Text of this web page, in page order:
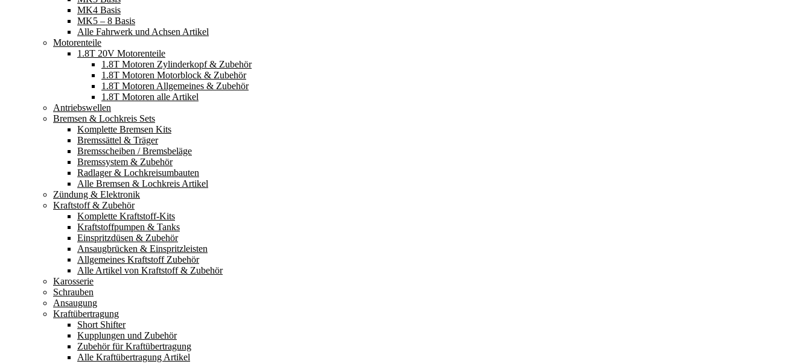
MK4 Basis
MK5 – 8 Basis
Alle Fahrwerk und Achsen Artikel
Motorenteile
1.8T 20V Motorenteile
1.8T Motoren Zylinderkopf & Zubehör
1.8T Motoren Motorblock & Zubehör
1.8T Motoren Allgemeines & Zubehör
1.8T Motoren alle Artikel
Antriebswellen
Bremsen & Lochkreis Sets
Komplette Bremsen Kits
Bremssättel & Träger
Bremsscheiben / Bremsbeläge
Bremssystem & Zubehör
Radlager & Lochkreisumbauten
Alle Bremsen & Lochkreis Artikel
Zündung & Elektronik
Kraftstoff & Zubehör
Komplette Kraftstoff-Kits
Kraftstoffpumpen & Tanks
Einspritzdüsen & Zubehör
Ansaugbrücken & Einspritzleisten
Allgemeines Kraftstoff Zubehör
Alle Artikel von Kraftstoff & Zubehör
Karosserie
Schrauben
Ansaugung
Kraftübertragung
Short Shifter
Kupplungen und Zubehör
Zubehör für Kraftübertragung
Alle Kraftübertragung Artikel